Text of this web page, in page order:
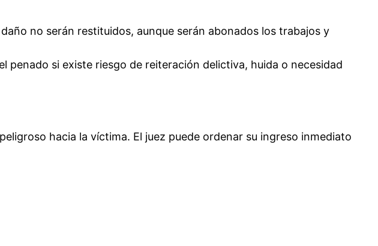
no serán restituidos, aunque serán abonados los trabajos y
penado si existe riesgo de reiteración delictiva, huida o necesidad
hacia la víctima. El juez puede ordenar su ingreso inmediato